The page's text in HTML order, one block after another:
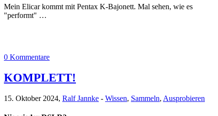
Mein Elicar kommt mit Pentax K-Bajonett. Mal sehen, wie es
"performt" …
0 Kommentare
KOMPLETT!
15. Oktober 2024, Ralf Jannke - Wissen, Sammeln, Ausprobieren